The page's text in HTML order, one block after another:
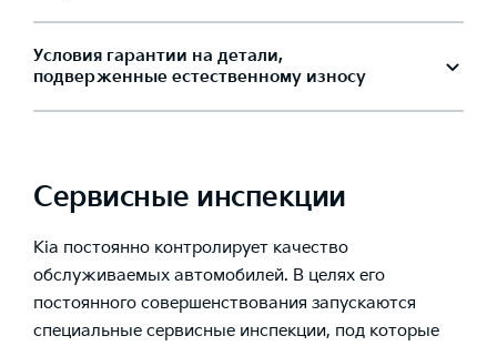
Условия гарантии на детали,
подверженные естественному износу
Сервисные инспекции
Kia постоянно контролирует качество
обслуживаемых автомобилей. В целях его
постоянного совершенствования запускаются
специальные сервисные инспекции, под которые